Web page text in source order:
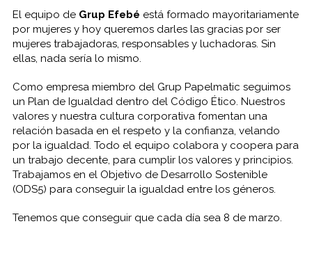
El equipo de Grup Efebé está formado mayoritariamente
por mujeres y hoy queremos darles las gracias por ser
mujeres trabajadoras, responsables y luchadoras. Sin
ellas, nada sería lo mismo.
Como empresa miembro del Grup Papelmatic seguimos
un Plan de Igualdad dentro del Código Ético. Nuestros
valores y nuestra cultura corporativa fomentan una
relación basada en el respeto y la confianza, velando
por la igualdad. Todo el equipo colabora y coopera para
un trabajo decente, para cumplir los valores y principios.
Trabajamos en el Objetivo de Desarrollo Sostenible
(ODS5) para conseguir la igualdad entre los géneros.
Tenemos que conseguir que cada día sea 8 de marzo.